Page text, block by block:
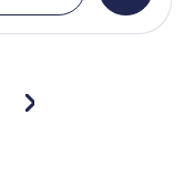
в
Следующая